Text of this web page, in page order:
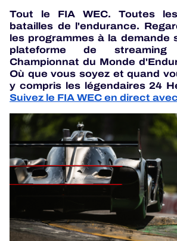
Tout le FIA WEC. Toutes
batailles de l'endurance.
les programmes à la demande
plateforme de
Championnat du Monde
Où que vous soyez et quand
y compris les légendaires 24
Suivez le FIA WEC en direct